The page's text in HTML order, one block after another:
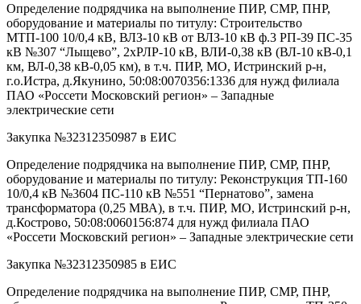
Определение подрядчика на выполнение ПИР, СМР, ПНР,
оборудование и материалы по титулу: Строительство
МТП-100 10/0,4 кВ, ВЛЗ-10 кВ от ВЛЗ-10 кВ ф.3 РП-39 ПС-35
кВ №307 “Лыщево”, 2хРЛР-10 кВ, ВЛИ-0,38 кВ (ВЛ-10 кВ-0,1
км, ВЛ-0,38 кВ-0,05 км), в т.ч. ПИР, МО, Истринский р-н,
г.о.Истра, д.Якунино, 50:08:0070356:1336 для нужд филиала
ПАО «Россети Московский регион» – Западные
электрические сети
Закупка №32312350987 в ЕИС
Определение подрядчика на выполнение ПИР, СМР, ПНР,
оборудование и материалы по титулу: Реконструкция ТП-160
10/0,4 кВ №3604 ПС-110 кВ №551 “Пернатово”, замена
трансформатора (0,25 МВА), в т.ч. ПИР, МО, Истринский р-н,
д.Кострово, 50:08:0060156:874 для нужд филиала ПАО
«Россети Московский регион» – Западные электрические сети
Закупка №32312350985 в ЕИС
Определение подрядчика на выполнение ПИР, СМР, ПНР,